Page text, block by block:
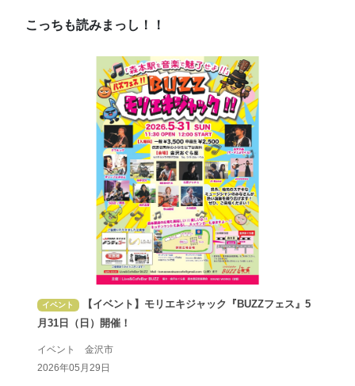
こっちも読みまっし！！
イベント
【イベント】モリエキジャック『BUZZフェス』5
月31日（日）開催！
イベント 金沢市
2026年05月29日